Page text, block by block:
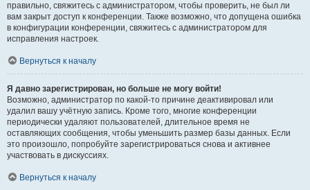
правильно, свяжитесь с администратором, чтобы проверить, не был ли
вам закрыт доступ к конференции. Также возможно, что допущена ошибка
в конфигурации конференции, свяжитесь с администратором для
исправления настроек.
Вернуться к началу
Я давно зарегистрирован, но больше не могу войти!
Возможно, администратор по какой-то причине деактивировал или
удалил вашу учётную запись. Кроме того, многие конференции
периодически удаляют пользователей, длительное время не
оставляющих сообщения, чтобы уменьшить размер базы данных. Если
это произошло, попробуйте зарегистрироваться снова и активнее
участвовать в дискуссиях.
Вернуться к началу